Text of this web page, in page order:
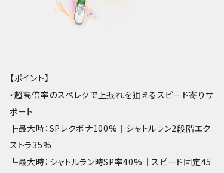
【ポイント】
・超高倍率のスペレクで上振れを狙えるスピード寄りサ
ポート
┣最大時：SPレクボナ100%｜シャトルラン2段階エク
ストラ35%
┗最大時：シャトルラン時SP率40%｜スピード固定45